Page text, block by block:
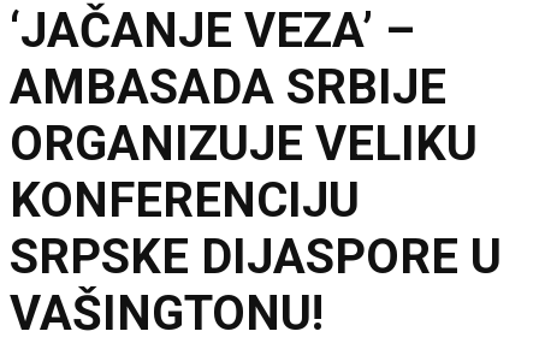
‘JAČANJE VEZA’ –
AMBASADA SRBIJE
ORGANIZUJE VELIKU
KONFERENCIJU
SRPSKE DIJASPORE U
VAŠINGTONU!